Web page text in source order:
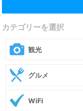
カテゴリーを選択
観光
グルメ
WiFi